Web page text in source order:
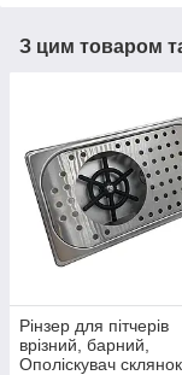
З цим товаром
Рінзер для пітчерів
врізний, барний,
Ополіскувач склянок,